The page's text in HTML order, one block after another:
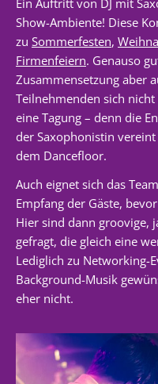
Ein Auftritt von DJ mit
Show-Ambiente! Diese
zu Sommerfesten,
Firmenfeiern. Genauso
Zusammensetzung aber
Teilnehmenden sich
eine Tagung – denn die
der Saxophonistin
dem Dancefloor.
Auch eignet sich das
Empfang der Gäste,
Hier sind dann groovige,
gefragt, die gleich eine
Lediglich zu Networking-
Background-Musik
eher nicht.